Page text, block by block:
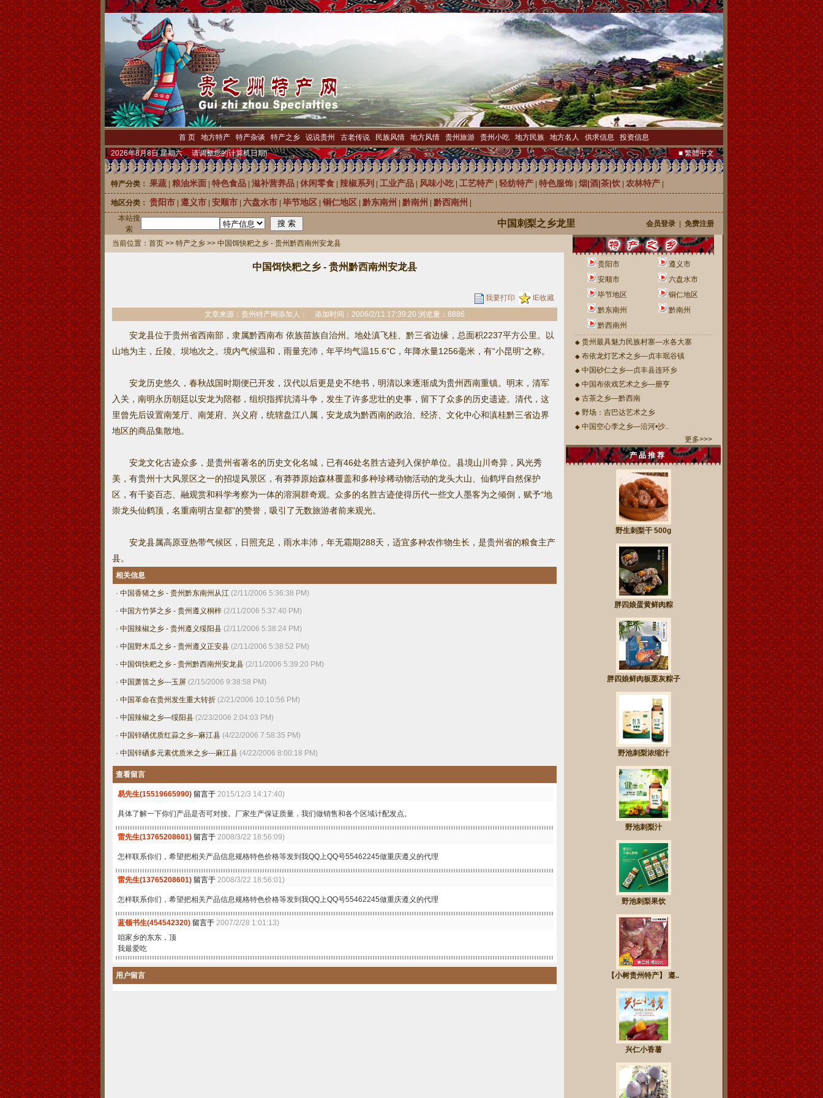
首 页 地方特产 特产杂谈 特产之乡 说说贵州 古老传说 民族风情 地方风情 贵州旅游 贵州小吃 地方民族 地方名人 供求信息
投资信息
2026年8月8日 星期六 请调整您的计算机日期!
■ 繁體中文
特产分类： 果蔬 粮油米面 特色食品 滋补营养品 休闲零食 辣椒系列 工业产品 风味小吃 工艺特产 轻纺特产 特色服饰 烟|酒|茶|饮 农林特产
地区分类： 贵阳市 遵义市 安顺市 六盘水市 毕节地区 铜仁地区 黔东南州 黔南州 黔西南州
本站搜
索
中国刺梨之乡龙里县20万株优质刺梨苗待售
会员登录 免费注册
当前位置： 首页 >> 特产之乡 >> 中国饵快粑之乡 - 贵州黔西南州安龙县
中国饵快粑之乡 - 贵州黔西南州安龙县
我要打印
IE收藏
文章来源：贵州特产网添加人： 添加时间：2006/2/11 17:39:20 浏览量：8886
安龙县位于贵州省西南部，隶属黔西南布 依族苗族自治州。地处滇飞桂、黔三省边缘，总面积2237平方公里。以
山地为主，丘陵、坝地次之。境内气候温和，雨量充沛，年平均气温15.6”C，年降水量1256毫米，有“小昆明”之称。
安龙历史悠久，春秋战国时期便已开发，汉代以后更是史不绝书，明清以来逐渐成为贵州西南重镇。明末，清军
入关，南明永历朝廷以安龙为陪都，组织指挥抗清斗争，发生了许多悲壮的史事，留下了众多的历史遗迹。清代，这
里曾先后设置南笼厅、南笼府、兴义府，统辖盘江八属，安龙成为黔西南的政治、经济、文化中心和滇桂黔三省边界
地区的商品集散地。
安龙文化古迹众多，是贵州省著名的历史文化名城，已有46处名胜古迹列入保护单位。县境山川奇异，风光秀
美，有贵州十大风景区之一的招堤风景区，有莽莽原始森林覆盖和多种珍稀动物活动的龙头大山、仙鹤坪自然保护
区，有千姿百态、融观赏和科学考察为一体的溶洞群奇观。众多的名胜古迹使得历代一些文人墨客为之倾倒，赋予“地
崇龙头仙鹤顶，名重南明古皇都”的赞誉，吸引了无数旅游者前来观光。
安龙县属高原亚热带气候区，日照充足，雨水丰沛，年无霜期288天，适宜多种农作物生长，是贵州省的粮食主产
县。
相关信息
· 中国香猪之乡 - 贵州黔东南州从江 (2/11/2006 5:36:38 PM)
· 中国方竹笋之乡 - 贵州遵义桐梓 (2/11/2006 5:37:40 PM)
· 中国辣椒之乡 - 贵州遵义绥阳县 (2/11/2006 5:38:24 PM)
· 中国野木瓜之乡 - 贵州遵义正安县 (2/11/2006 5:38:52 PM)
· 中国饵快粑之乡 - 贵州黔西南州安龙县 (2/11/2006 5:39:20 PM)
· 中国萧笛之乡---玉屏 (2/15/2006 9:38:58 PM)
· 中国革命在贵州发生重大转折 (2/21/2006 10:10:56 PM)
· 中国辣椒之乡—绥阳县 (2/23/2006 2:04:03 PM)
· 中国锌硒优质红蒜之乡--麻江县 (4/22/2006 7:58:35 PM)
· 中国锌硒多元素优质米之乡---麻江县 (4/22/2006 8:00:18 PM)
查看留言
易先生(15519665990) 留言于 2015/12/3 14:17:40)
具体了解一下你们产品是否可对接。厂家生产保证质量，我们做销售和各个区域计配发点。
雷先生(13765208601) 留言于 2008/3/22 18:56:09)
怎样联系你们，希望把相关产品信息规格特色价格等发到我QQ上QQ号55462245做重庆遵义的代理
雷先生(13765208601) 留言于 2008/3/22 18:56:01)
怎样联系你们，希望把相关产品信息规格特色价格等发到我QQ上QQ号55462245做重庆遵义的代理
蓝领书生(454542320) 留言于 2007/2/28 1:01:13)
咱家乡的东东，顶
我最爱吃
用户留言
贵阳市
遵义市
安顺市
六盘水市
毕节地区
铜仁地区
黔东南州
黔南州
黔西南州
◆ 贵州最具魅力民族村寨—水各大寨
◆ 布依龙灯艺术之乡—贞丰珉谷镇
◆ 中国砂仁之乡—贞丰县连环乡
◆ 中国布依戏艺术之乡—册亨
◆ 古茶之乡—黔西南
◆ 野场：吉巴达艺术之乡
◆ 中国空心李之乡—沿河•沙..
更多>>>
产 品 推 荐
野生刺梨干 500g
胖四娘蛋黄鲜肉粽
胖四娘鲜肉板栗灰粽子
野池刺梨浓缩汁
野池刺梨汁
野池刺梨果饮
【小树贵州特产】 遵..
兴仁小香薯